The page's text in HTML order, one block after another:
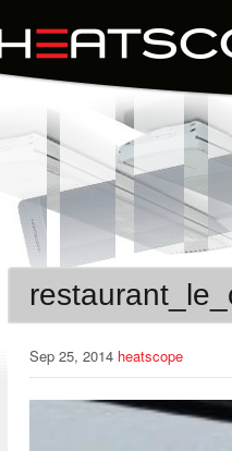
Sep 25, 2014 heatscope